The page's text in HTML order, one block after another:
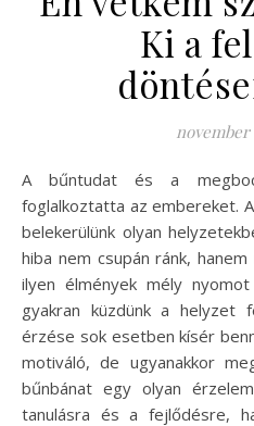
Ki a
november
A bűntudat és a megbocsátás témája mindig is
foglalkoztatta az embereket.
belekerülünk olyan
hiba nem csupán ránk,
ilyen élmények mély
gyakran küzdünk a helyzet
érzése sok esetben kísér
motiváló, de ugyanakkor
bűnbánat egy olyan
tanulásra és a fejlődésre,